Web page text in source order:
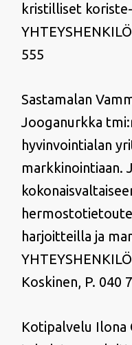
kristilliset
555
Sastamalan
Jooganurkka
hyvinvointialan
markkinointiaan.
harjoitteilla ja
Koskinen, P. 040
Kotipalvelu Ilona